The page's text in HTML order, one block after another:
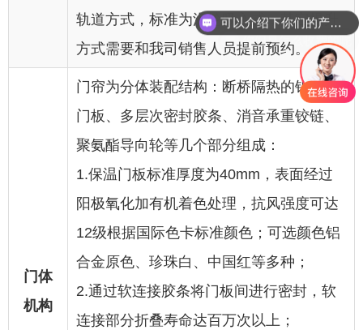
轨道方式，标准为涡轮吸入式，其它提升
方式需要和我司销售人员提前预约。
门体
机构
门帘为分体装配结构：断桥隔热的铝合金
门板、多层次密封胶条、消音承重铰链、
聚氨酯导向轮等几个部分组成：
1.保温门板标准厚度为40mm，表面经过
阳极氧化加有机着色处理，抗风强度可达
12级根据国际色卡标准颜色；可选颜色铝
合金原色、珍珠白、中国红等多种；
2.通过软连接胶条将门板间进行密封，软
连接部分折叠寿命达百万次以上；
你们是怎么收费的呢